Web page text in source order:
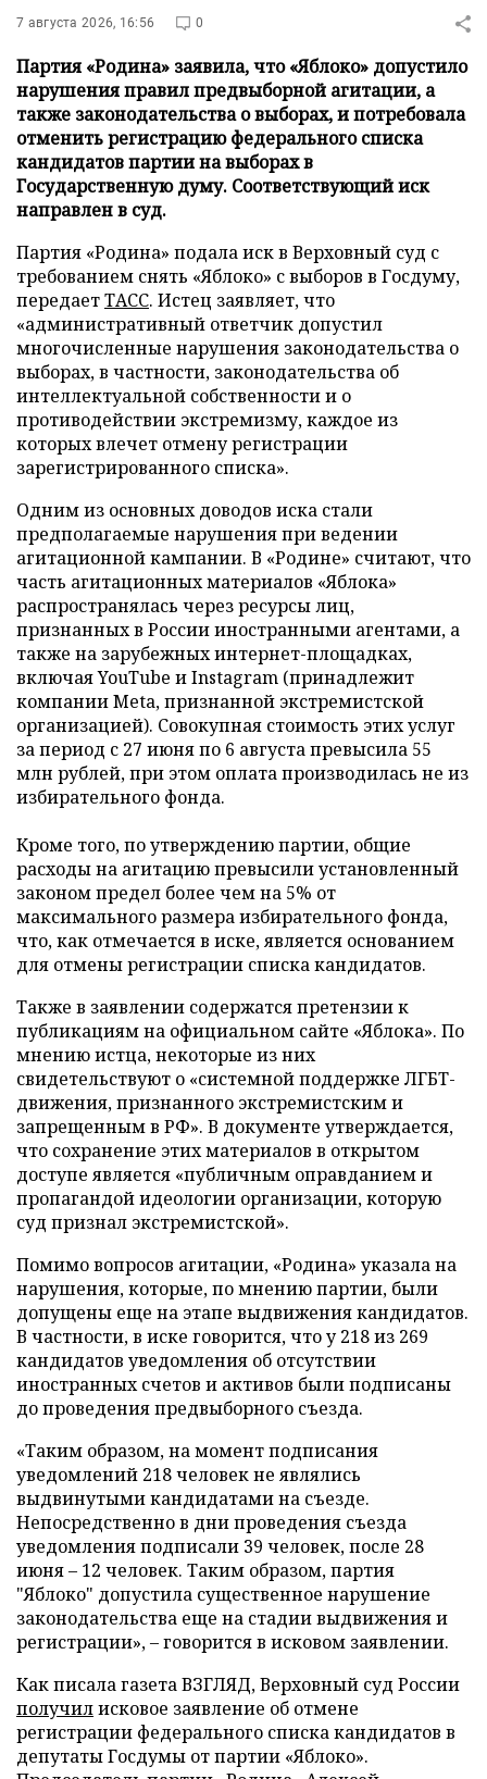
7 августа 2026, 16:56 0
Партия «Родина» заявила, что «Яблоко» допустило
нарушения правил предвыборной агитации, а
также законодательства о выборах, и потребовала
отменить регистрацию федерального списка
кандидатов партии на выборах в
Государственную думу. Соответствующий иск
направлен в суд.
Партия «Родина» подала иск в Верховный суд с
требованием снять «Яблоко» с выборов в Госдуму,
передаетТАСС. Истец заявляет, что
«административный ответчик допустил
многочисленные нарушения законодательства о
выборах, в частности, законодательства об
интеллектуальной собственности и о
противодействии экстремизму, каждое из
которых влечет отмену регистрации
зарегистрированного списка».
Одним из основных доводов иска стали
предполагаемые нарушения при ведении
агитационной кампании. В «Родине» считают, что
часть агитационных материалов «Яблока»
распространялась через ресурсы лиц,
признанных в России иностранными агентами, а
также на зарубежных интернет-площадках,
включая YouTube и Instagram (принадлежит
компании Meta, признанной экстремистской
организацией). Совокупная стоимость этих услуг
за период с 27 июня по 6 августа превысила 55
млн рублей, при этом оплата производилась не из
избирательного фонда.
Кроме того, по утверждению партии, общие
расходы на агитацию превысили установленный
законом предел более чем на 5% от
максимального размера избирательного фонда,
что, как отмечается в иске, является основанием
для отмены регистрации списка кандидатов.
Также в заявлении содержатся претензии к
публикациям на официальном сайте «Яблока». По
мнению истца, некоторые из них
свидетельствуют о «системной поддержке ЛГБТ-
движения, признанного экстремистским и
запрещенным в РФ». В документе утверждается,
что сохранение этих материалов в открытом
доступе является «публичным оправданием и
пропагандой идеологии организации, которую
суд признал экстремистской».
Помимо вопросов агитации, «Родина» указала на
нарушения, которые, по мнению партии, были
допущены еще на этапе выдвижения кандидатов.
В частности, в иске говорится, что у 218 из 269
кандидатов уведомления об отсутствии
иностранных счетов и активов были подписаны
до проведения предвыборного съезда.
«Таким образом, на момент подписания
уведомлений 218 человек не являлись
выдвинутыми кандидатами на съезде.
Непосредственно в дни проведения съезда
уведомления подписали 39 человек, после 28
июня – 12 человек. Таким образом, партия
"Яблоко" допустила существенное нарушение
законодательства еще на стадии выдвижения и
регистрации», – говорится в исковом заявлении.
Как писала газета ВЗГЛЯД, Верховный суд России
получилисковое заявление об отмене
регистрации федерального списка кандидатов в
депутаты Госдумы от партии «Яблоко».